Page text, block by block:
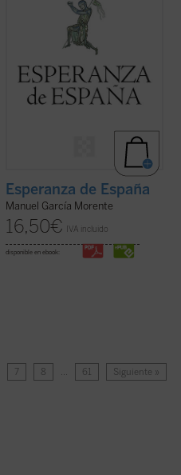
Esperanza de España
Manuel García Morente
16,50€ IVA incluido
disponible en ebook:
7 8 … 61 Siguiente »